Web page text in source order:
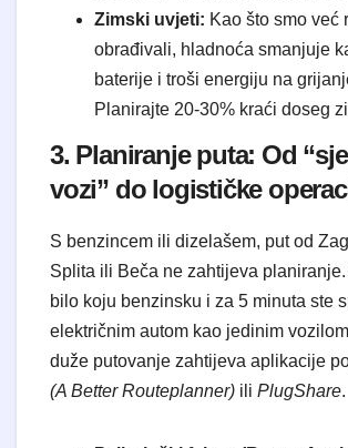
Zimski uvjeti: Kao što smo već
obrađivali, hladnoća smanjuje
baterije i troši energiju na
Planirajte 20-30% kraći doseg
3. Planiranje puta: Od
vozi” do logističke
S benzincem ili dizelašem, put od
Splita ili Beča ne zahtijeva
bilo koju benzinsku i za 5 minuta ste
električnim autom kao jedinim
duže putovanje zahtijeva aplikacije
(A Better Routeplanner) ili PlugShare.